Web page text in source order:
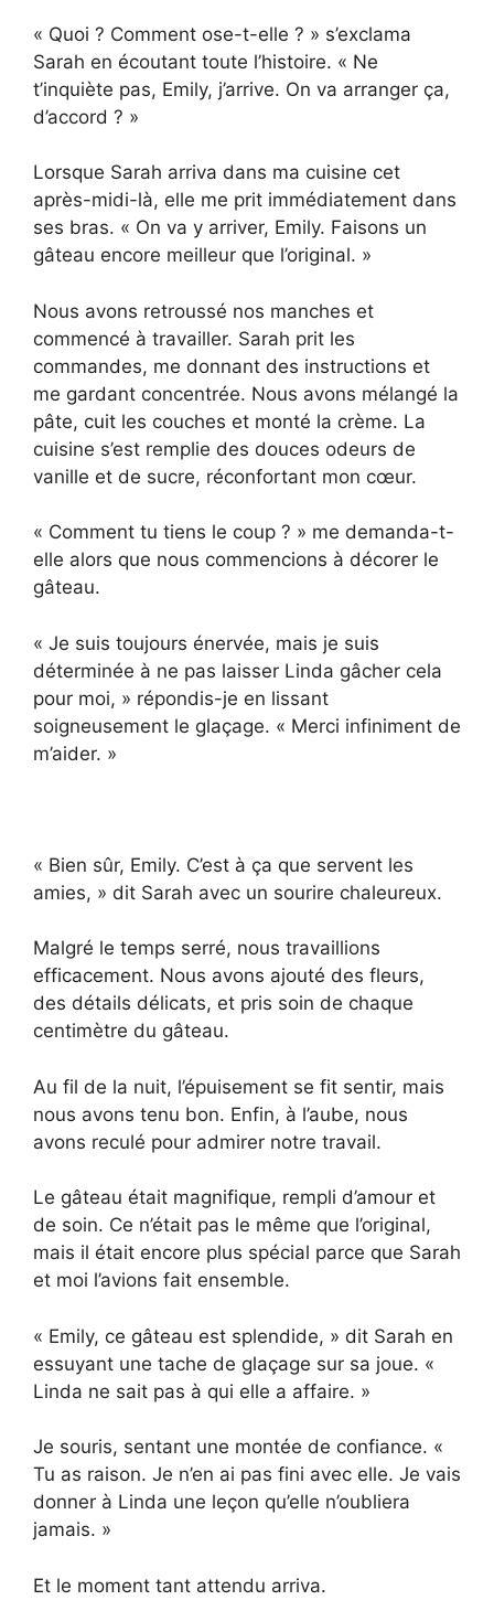
« Quoi ? Comment ose-t-elle ? » s’exclama
Sarah en écoutant toute l’histoire. « Ne
t’inquiète pas, Emily, j’arrive. On va arranger ça,
d’accord ? »
Lorsque Sarah arriva dans ma cuisine cet
après-midi-là, elle me prit immédiatement dans
ses bras. « On va y arriver, Emily. Faisons un
gâteau encore meilleur que l’original. »
Nous avons retroussé nos manches et
commencé à travailler. Sarah prit les
commandes, me donnant des instructions et
me gardant concentrée. Nous avons mélangé la
pâte, cuit les couches et monté la crème. La
cuisine s’est remplie des douces odeurs de
vanille et de sucre, réconfortant mon cœur.
« Comment tu tiens le coup ? » me demanda-t-
elle alors que nous commencions à décorer le
gâteau.
« Je suis toujours énervée, mais je suis
déterminée à ne pas laisser Linda gâcher cela
pour moi, » répondis-je en lissant
soigneusement le glaçage. « Merci infiniment de
m’aider. »
« Bien sûr, Emily. C’est à ça que servent les
amies, » dit Sarah avec un sourire chaleureux.
Malgré le temps serré, nous travaillions
efficacement. Nous avons ajouté des fleurs,
des détails délicats, et pris soin de chaque
centimètre du gâteau.
Au fil de la nuit, l’épuisement se fit sentir, mais
nous avons tenu bon. Enfin, à l’aube, nous
avons reculé pour admirer notre travail.
Le gâteau était magnifique, rempli d’amour et
de soin. Ce n’était pas le même que l’original,
mais il était encore plus spécial parce que Sarah
et moi l’avions fait ensemble.
« Emily, ce gâteau est splendide, » dit Sarah en
essuyant une tache de glaçage sur sa joue. «
Linda ne sait pas à qui elle a affaire. »
Je souris, sentant une montée de confiance. «
Tu as raison. Je n’en ai pas fini avec elle. Je vais
donner à Linda une leçon qu’elle n’oubliera
jamais. »
Et le moment tant attendu arriva.